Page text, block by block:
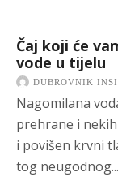
Čaj koji će
vode u tijelu
DUBROVNIK
Nagomilana
prehrane i
i povišen krvni
tog neugodnog...